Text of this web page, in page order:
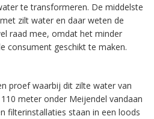
te transformeren. De middelste
zilt water en daar weten de
raad mee, omdat het minder
consument geschikt te maken.
proef waarbij dit zilte water van
meter onder Meijendel vandaan
filterinstallaties staan in een loods